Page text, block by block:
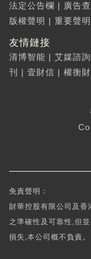
法定公告欄 | 廣告
版權聲明 | 重要聲明
友情鏈接
清博智能 | 艾媒諮詢
刊
| 壹財信 | 權衡
免責聲明：
財華控股有限公司及
之準確性及可靠性,但
損失,本公司概不負責。